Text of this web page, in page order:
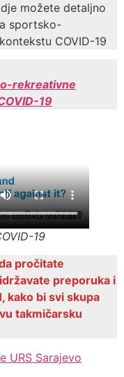
možete detaljno
sportsko-
COVID-19
rekreativne
19
19
pročitate
preporuka i
kako bi svi skupa
takmičarsku
URS Sarajevo